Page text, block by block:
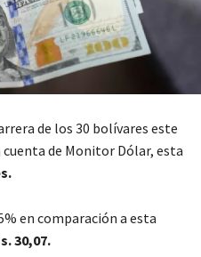
de los 30 bolívares este
de Monitor Dólar, esta
en comparación a esta
30,07.